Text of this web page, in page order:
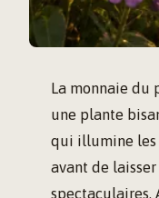
La monnaie du
une plante
qui illumine les
avant de
spectaculaires.